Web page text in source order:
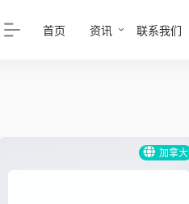
首页 资讯 联系我们
加拿大